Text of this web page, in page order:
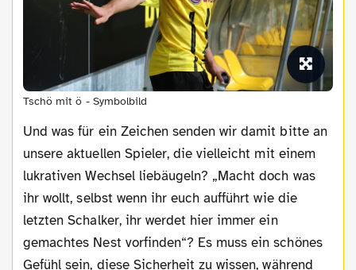
Tschö mit ö - Symbolbild
Und was für ein Zeichen senden wir damit bitte an
unsere aktuellen Spieler, die vielleicht mit einem
lukrativen Wechsel liebäugeln? „Macht doch was
ihr wollt, selbst wenn ihr euch aufführt wie die
letzten Schalker, ihr werdet hier immer ein
gemachtes Nest vorfinden“? Es muss ein schönes
Gefühl sein, diese Sicherheit zu wissen, während